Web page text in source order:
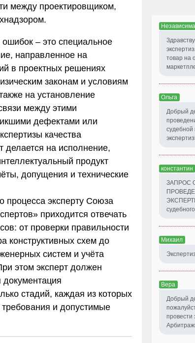
между проектировщиком,
– это специальное
направленное на
в проектных решениях
законам и условиям
на установление
между этими
дефектами или
качества
делается на исполнение,
продукт
допущения и технические
процесса эксперту Союза
приходится отвечать
от проверки правильности
конструктивных схем до
систем и учёта
этом эксперт должен
документация
стадий, каждая из которых
и допустимые
товар на
Ольга
Добрый
судебной
константин
ЗАПРОС
Михаил
Вера
Добрый
провести